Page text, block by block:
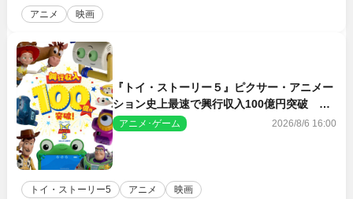
アニメ 映画
『トイ・ストーリー５』ピクサー・アニメー
ション史上最速で興行収入100億円突破 シ
リーズNo.1興収が目前
アニメ･ゲーム 2026/8/6 16:00
トイ・ストーリー5 アニメ 映画